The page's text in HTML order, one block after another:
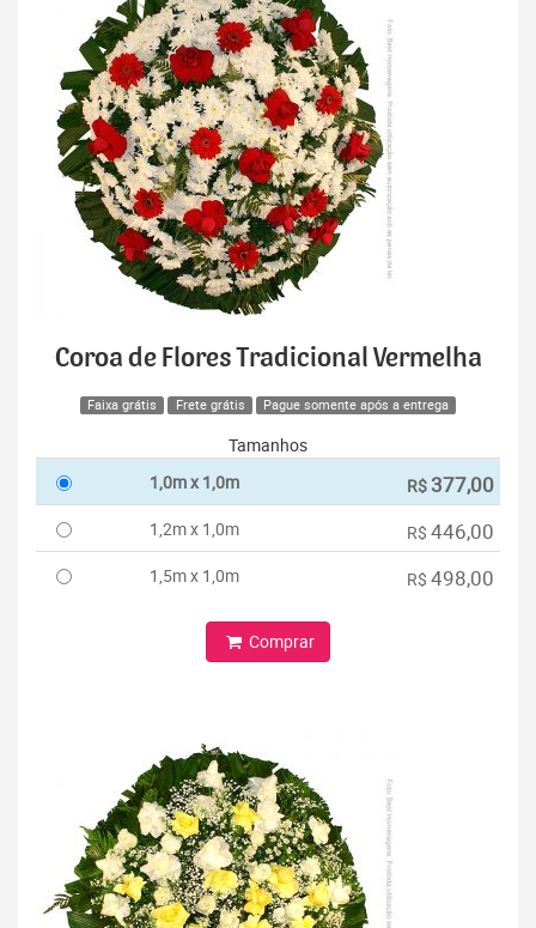
Coroa de Flores Tradicional Vermelha
Faixa grátis Frete grátis Pague somente após a entrega
Tamanhos
1,0m x 1,0m
R$ 377,00
1,2m x 1,0m R$ 446,00
1,5m x 1,0m R$ 498,00
Comprar